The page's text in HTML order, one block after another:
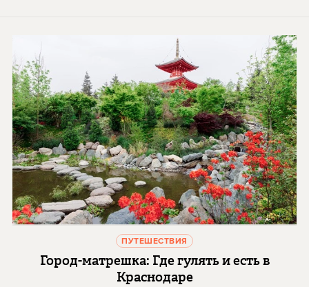
ПУТЕШЕСТВИЯ
Город-матрешка: Где гулять и есть в
Краснодаре